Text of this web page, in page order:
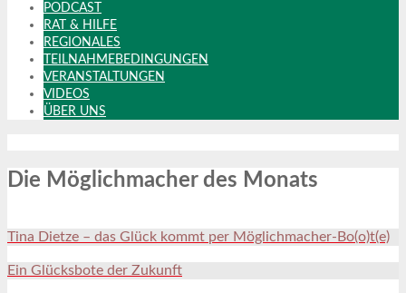
PODCAST
RAT & HILFE
REGIONALES
TEILNAHMEBEDINGUNGEN
VERANSTALTUNGEN
VIDEOS
ÜBER UNS
Die Möglichmacher des Monats
Tina Dietze – das Glück kommt per Möglichmacher-Bo(o)t(e)
Ein Glücksbote der Zukunft